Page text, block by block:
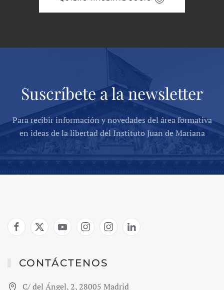
Suscríbete a la newsletter
Para recibir información y novedades del área formativa
en ideas de la libertad del Instituto Juan de Mariana
CONTÁCTENOS
C/ del Ángel, 2, 28005 Madrid